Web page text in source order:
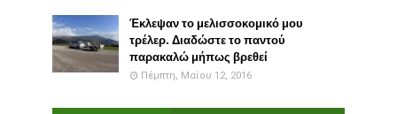
Έκλεψαν το μελισσοκομικό μου
τρέλερ. Διαδώστε το παντού
παρακαλώ μήπως βρεθεί
Πέμπτη, Μαΐου 12, 2016